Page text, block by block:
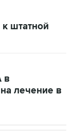
штатной
в
лечение в